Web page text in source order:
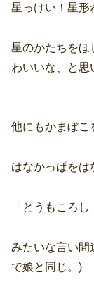
星っけい！星形
星のかたちをほ
わいいな、と思
他にもかまぼこ
はなかっぱをは
「とうもころ
みたいな言い間
で娘と同じ。)